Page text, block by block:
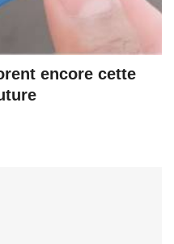
encore cette